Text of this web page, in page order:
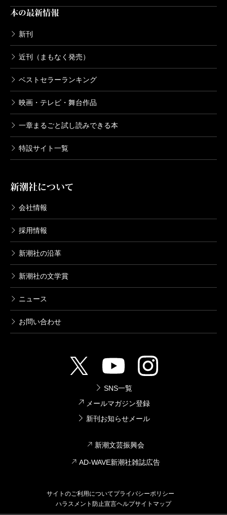
本の最新情報
新刊
近刊（まもなく発売）
ベストセラーランキング
映画・テレビ・舞台作品
一章まるごと試し読みできる本
特設サイト一覧
新潮社について
会社情報
採用情報
新潮社の沿革
新潮社の文学賞
ニュース
お問い合わせ
SNS一覧
メールマガジン登録
新刊お知らせメール
新潮文芸振興会
AD-WAVE新潮社雑誌広告
サイトのご利用についてプライバシーポリシー
ハラスメント防止宣言ヘルプサイトマップ